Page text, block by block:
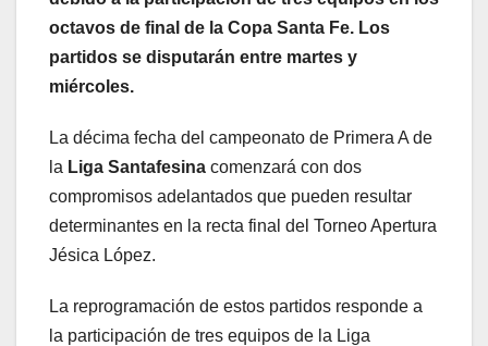
octavos de final de la Copa Santa Fe. Los
partidos se disputarán entre martes y
miércoles.
La décima fecha del campeonato de Primera A de
la Liga Santafesina comenzará con dos
compromisos adelantados que pueden resultar
determinantes en la recta final del Torneo Apertura
Jésica López.
La reprogramación de estos partidos responde a
la participación de tres equipos de la Liga